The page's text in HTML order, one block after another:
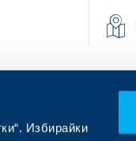
Избирайки